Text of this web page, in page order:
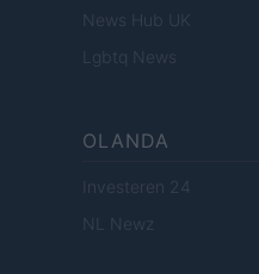
News Hub UK
Lgbtq News
OLANDA
Investeren 24
NL Newz